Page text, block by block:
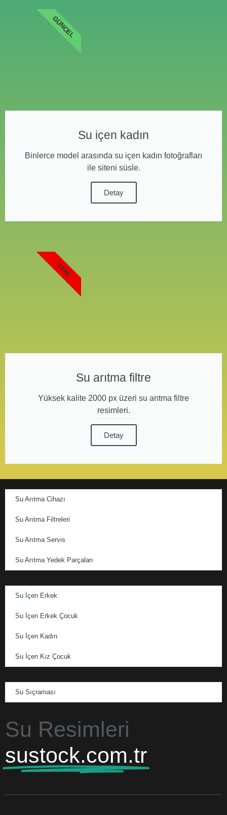
Su içen kadın
Binlerce model arasında su içen kadın fotoğrafları
ile siteni süsle.
Detay
GÜNCEL
Su arıtma filtre
Yüksek kalite 2000 px üzeri su arıtma filtre
resimleri.
Detay
YENI
Su Arıtma Cihazı
Su Arıtma Filtreleri
Su Arıtma Servis
Su Arıtma Yedek Parçaları
Su İçen Erkek
Su İçen Erkek Çocuk
Su İçen Kadın
Su İçen Kız Çocuk
Su Sıçraması
Su Resimleri
sustock.com.tr